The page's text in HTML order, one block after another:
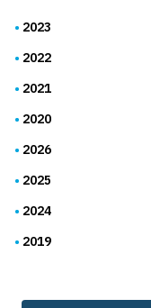
2023
2022
2021
2020
2026
2025
2024
2019